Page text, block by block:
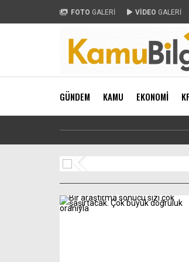
FOTO GALERİ VİDEO GALERİ
GÜNDEM KAMU EKONOMİ